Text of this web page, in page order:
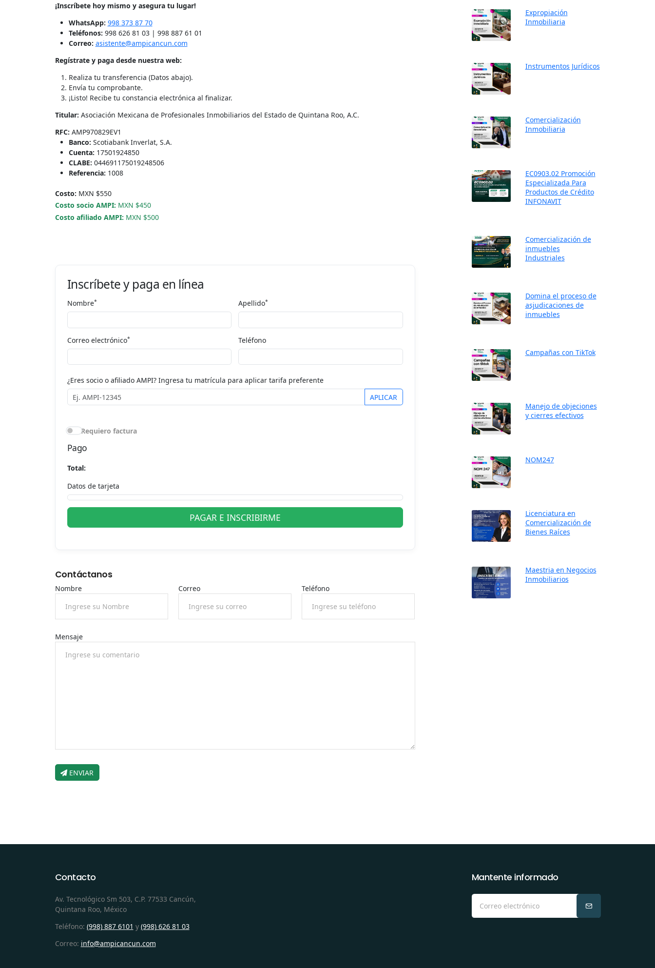
¡Inscríbete hoy mismo y asegura tu lugar!
WhatsApp: 998 373 87 70
Teléfonos: 998 626 81 03 | 998 887 61 01
Correo: asistente@ampicancun.com
Regístrate y paga desde nuestra web:
Realiza tu transferencia (Datos abajo).
Envía tu comprobante.
¡Listo! Recibe tu constancia electrónica al finalizar.
Titular: Asociación Mexicana de Profesionales Inmobiliarios del Estado de Quintana Roo, A.C.
RFC: AMP970829EV1
Banco: Scotiabank Inverlat, S.A.
Cuenta: 17501924850
CLABE: 044691175019248506
Referencia: 1008
Costo: MXN $550
Costo socio AMPI: MXN $450
Costo afiliado AMPI: MXN $500
Inscríbete y paga en línea
Nombre* Apellido*
Correo electrónico* Teléfono
¿Eres socio o afiliado AMPI? Ingresa tu matrícula para aplicar tarifa preferente
APLICAR
Requiero factura
Pago
Total:
Datos de tarjeta
PAGAR E INSCRIBIRME
Contáctanos
Nombre Correo Teléfono
Mensaje
ENVIAR
Expropiación
Inmobiliaria
Instrumentos Jurídicos
Comercialización
Inmobiliaria
EC0903.02 Promoción
Especializada Para
Productos de Crédito
INFONAVIT
Comercialización de
inmuebles
Industriales
Domina el proceso de
asjudicaciones de
inmuebles
Campañas con TikTok
Manejo de objeciones
y cierres efectivos
NOM247
Licenciatura en
Comercialización de
Bienes Raíces
Maestria en Negocios
Inmobiliarios
Contacto
Av. Tecnológico Sm 503, C.P. 77533 Cancún,
Quintana Roo, México
Teléfono: (998) 887 6101 y (998) 626 81 03
Correo: info@ampicancun.com
Mantente informado